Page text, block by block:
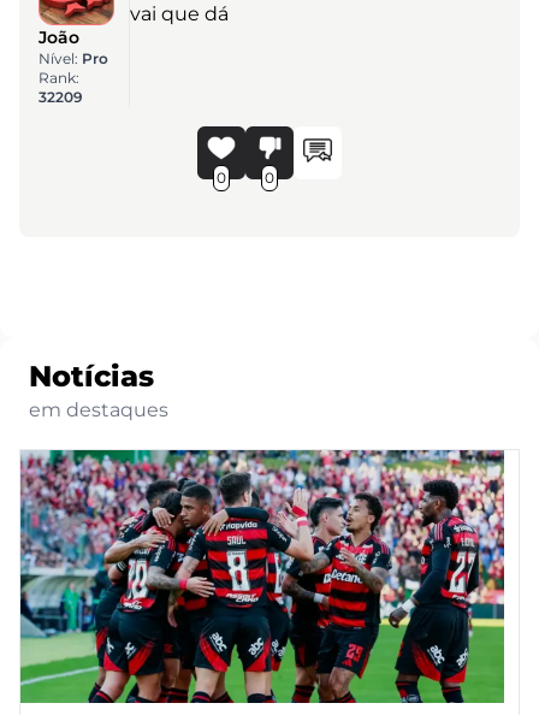
João
Nível: Pro
Rank:
32209
vai que dá
0 0
Notícias
em destaques